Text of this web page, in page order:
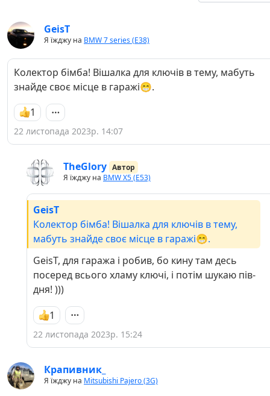
GeisT
Я їжджу на BMW 7 series (E38)
Колектор бімба! Вішалка для ключів в тему, мабуть
знайде своє місце в гаражі😁.
1
22 листопада 2023р. 14:07
TheGlory Автор
Я їжджу на BMW X5 (E53)
GeisT
Колектор бімба! Вішалка для ключів в тему,
мабуть знайде своє місце в гаражі😁.
GeisT, для гаража і робив, бо кину там десь
посеред всього хламу ключі, і потім шукаю пів-
дня! )))
1
22 листопада 2023р. 15:24
Крапивник_
Я їжджу на Mitsubishi Pajero (3G)